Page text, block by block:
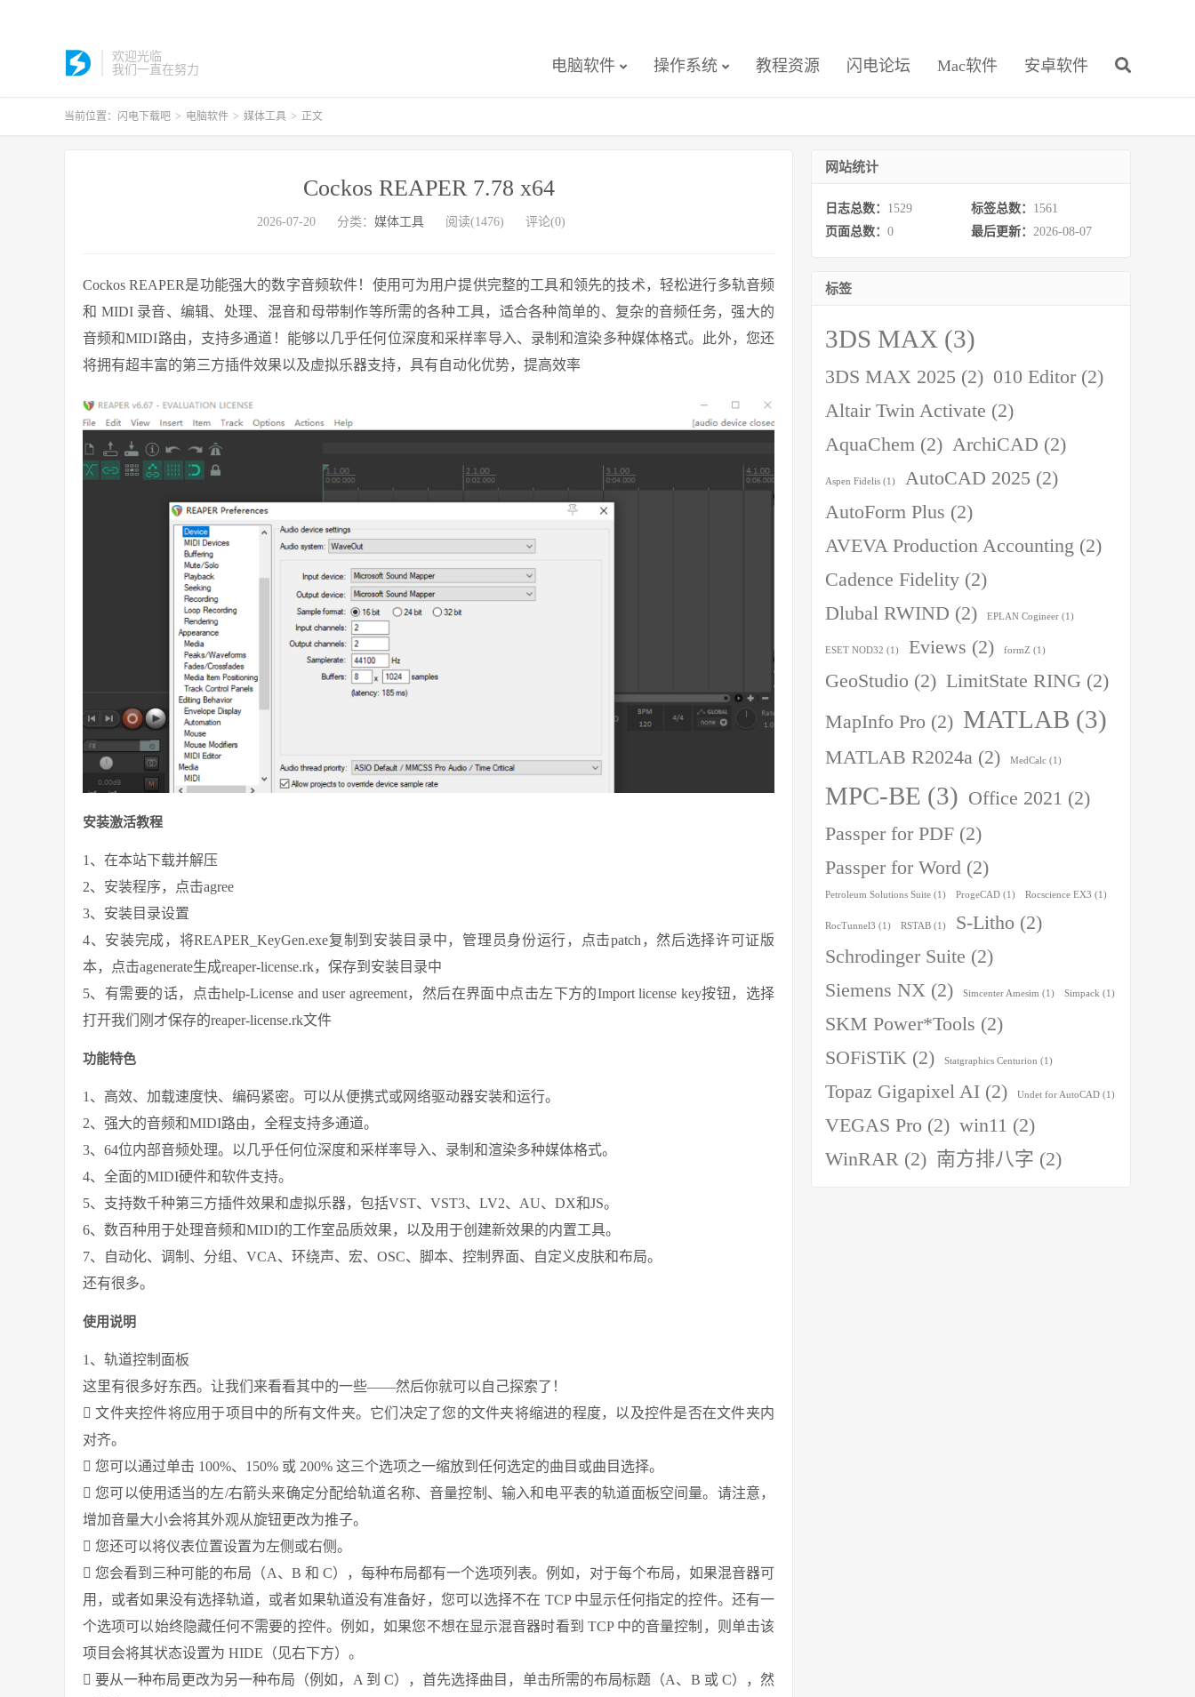
欢迎光临
我们一直在努力
电脑软件 操作系统 教程资源 闪电论坛 Mac软件 安卓软件
当前位置： 闪电下载吧 > 电脑软件 > 媒体工具 > 正文
Cockos REAPER 7.78 x64
2026-07-20 分类： 媒体工具 阅读(1476) 评论(0)
Cockos REAPER是功能强大的数字音频软件！使用可为用户提供完整的工具和领先的技术，轻松进行多轨音频
和 MIDI 录音、编辑、处理、混音和母带制作等所需的各种工具，适合各种简单的、复杂的音频任务，强大的
音频和MIDI路由，支持多通道！能够以几乎任何位深度和采样率导入、录制和渲染多种媒体格式。此外，您还
将拥有超丰富的第三方插件效果以及虚拟乐器支持，具有自动化优势，提高效率
安装激活教程
1、在本站下载并解压
2、安装程序，点击agree
3、安装目录设置
4、安装完成，将REAPER_KeyGen.exe复制到安装目录中，管理员身份运行，点击patch，然后选择许可证版
本，点击agenerate生成reaper-license.rk，保存到安装目录中
5、有需要的话，点击help-License and user agreement，然后在界面中点击左下方的Import license key按钮，选择
打开我们刚才保存的reaper-license.rk文件
功能特色
1、高效、加载速度快、编码紧密。可以从便携式或网络驱动器安装和运行。
2、强大的音频和MIDI路由，全程支持多通道。
3、64位内部音频处理。以几乎任何位深度和采样率导入、录制和渲染多种媒体格式。
4、全面的MIDI硬件和软件支持。
5、支持数千种第三方插件效果和虚拟乐器，包括VST、VST3、LV2、AU、DX和JS。
6、数百种用于处理音频和MIDI的工作室品质效果，以及用于创建新效果的内置工具。
7、自动化、调制、分组、VCA、环绕声、宏、OSC、脚本、控制界面、自定义皮肤和布局。
还有很多。
使用说明
1、轨道控制面板
这里有很多好东西。让我们来看看其中的一些——然后你就可以自己探索了！
 文件夹控件将应用于项目中的所有文件夹。它们决定了您的文件夹将缩进的程度，以及控件是否在文件夹内
对齐。
 您可以通过单击 100%、150% 或 200% 这三个选项之一缩放到任何选定的曲目或曲目选择。
 您可以使用适当的左/右箭头来确定分配给轨道名称、音量控制、输入和电平表的轨道面板空间量。请注意，
增加音量大小会将其外观从旋钮更改为推子。
 您还可以将仪表位置设置为左侧或右侧。
 您会看到三种可能的布局（A、B 和 C），每种布局都有一个选项列表。例如，对于每个布局，如果混音器可
用，或者如果没有选择轨道，或者如果轨道没有准备好，您可以选择不在 TCP 中显示任何指定的控件。还有一
个选项可以始终隐藏任何不需要的控件。例如，如果您不想在显示混音器时看到 TCP 中的音量控制，则单击该
项目会将其状态设置为 HIDE（见右下方）。
 要从一种布局更改为另一种布局（例如，A 到 C），首先选择曲目，单击所需的布局标题（A、B 或 C），然
网站统计
日志总数： 1529 标签总数： 1561
页面总数： 0 最后更新： 2026-08-07
标签
3DS MAX (3)
3DS MAX 2025 (2) 010 Editor (2)
Altair Twin Activate (2)
AquaChem (2) ArchiCAD (2)
Aspen Fidelis (1) AutoCAD 2025 (2)
AutoForm Plus (2)
AVEVA Production Accounting (2)
Cadence Fidelity (2)
Dlubal RWIND (2) EPLAN Cogineer (1)
ESET NOD32 (1) Eviews (2) formZ (1)
GeoStudio (2) LimitState RING (2)
MapInfo Pro (2) MATLAB (3)
MATLAB R2024a (2) MedCalc (1)
MPC-BE (3) Office 2021 (2)
Passper for PDF (2)
Passper for Word (2)
Petroleum Solutions Suite (1) ProgeCAD (1) Rocscience EX3 (1)
RocTunnel3 (1) RSTAB (1) S-Litho (2)
Schrodinger Suite (2)
Siemens NX (2) Simcenter Amesim (1) Simpack (1)
SKM Power*Tools (2)
SOFiSTiK (2) Statgraphics Centurion (1)
Topaz Gigapixel AI (2) Undet for AutoCAD (1)
VEGAS Pro (2) win11 (2)
WinRAR (2) 南方排八字 (2)